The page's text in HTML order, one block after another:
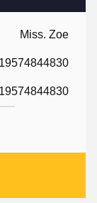
Miss. Zoe